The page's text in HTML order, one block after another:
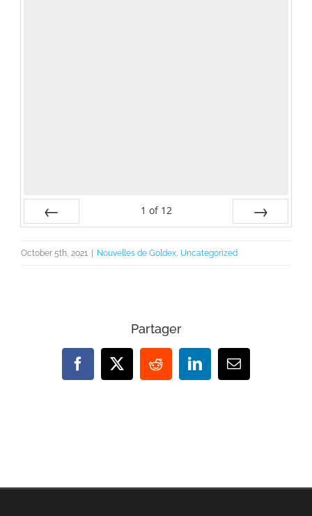
1 of 12
October 5th, 2021 | Nouvelles de Goldex Uncategorized
Partager
Facebook
X RedditLinkedInEmail